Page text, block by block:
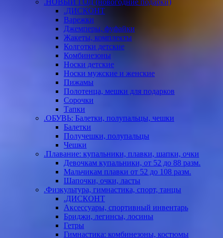
.НОВЫЙ ГОД (новогодние подарки)
.ДИСКОНТ
Варежки
Джемперы, фуфайки
Жакеты, комплекты
Колготки детские
Комбинезоны
Носки детские
Носки мужские и женские
Пижамы
Полотенца, мешки для подарков
Сорочки
Тапки
.ОБУВЬ: Балетки, полупальцы, чешки
Балетки
Получешки, полупальцы
Чешки
.Плавание: купальники, плавки, шапки, очки
Девочкам купальники, от 52 до 88 разм.
Мальчикам плавки от 52 до 108 разм.
Шапочки, очки, ласты
.Физкультура, гимнастика, спорт, танцы
.ДИСКОНТ
Аксессуары, спортивный инвентарь
Бриджи, легинсы, лосины
Гетры
Гимнастика: комбинезоны, костюмы